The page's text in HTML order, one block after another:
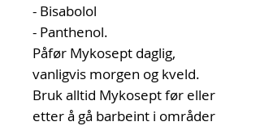
- Bisabolol
- Panthenol.
Påfør Mykosept daglig,
vanligvis morgen og kveld.
Bruk alltid Mykosept før eller
etter å gå barbeint i områder